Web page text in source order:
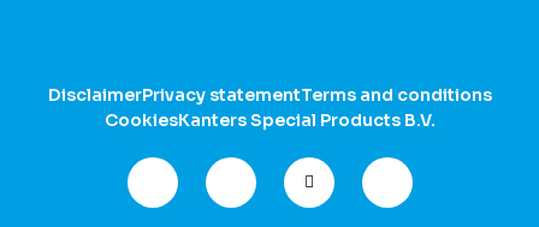
DisclaimerPrivacy statementTerms and conditions
CookiesKanters Special Products B.V.